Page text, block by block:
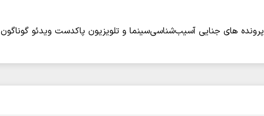
پرونده های جنایی آسیب‌شناسیسینما و تلویزیون پاکدست ویدئو گوناگون